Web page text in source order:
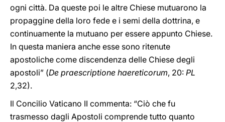
ogni città. Da queste poi le altre Chiese mutuarono la
propaggine della loro fede e i semi della dottrina, e
continuamente la mutuano per essere appunto Chiese.
In questa maniera anche esse sono ritenute
apostoliche come discendenza delle Chiese degli
apostoli” (De praescriptione haereticorum, 20: PL
2,32).
Il Concilio Vaticano II commenta: “Ciò che fu
trasmesso dagli Apostoli comprende tutto quanto